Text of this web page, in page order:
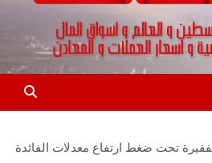
و تقارير اسواق المال و العملات
تحت ضغط ارتفاع معدلات الفائدة